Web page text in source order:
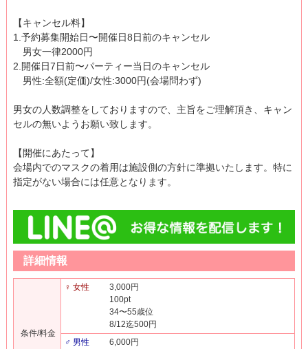
【キャンセル料】
1.予約募集開始日〜開催日8日前のキャンセル
男女一律2000円
2.開催日7日前〜パーティー当日のキャンセル
男性:全額(定価)/女性:3000円(会場問わず)
男女の人数調整をしておりますので、主旨をご理解頂き、キャン
セルの無いようお願い致します。
【開催にあたって】
会場内でのマスクの着用は施設側の方針に準拠いたします。特に
指定がない場合には任意となります。
詳細情報
条件/料金
♀ 女性
3,000円
100pt
34〜55歳位
8/12迄500円
♂ 男性
6,000円